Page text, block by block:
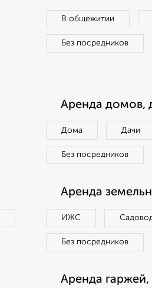
В общежитии
Без посредников
Аренда домов,
Дома Дачи
Без посредников
Аренда
ИЖС
Без посредников
Аренда